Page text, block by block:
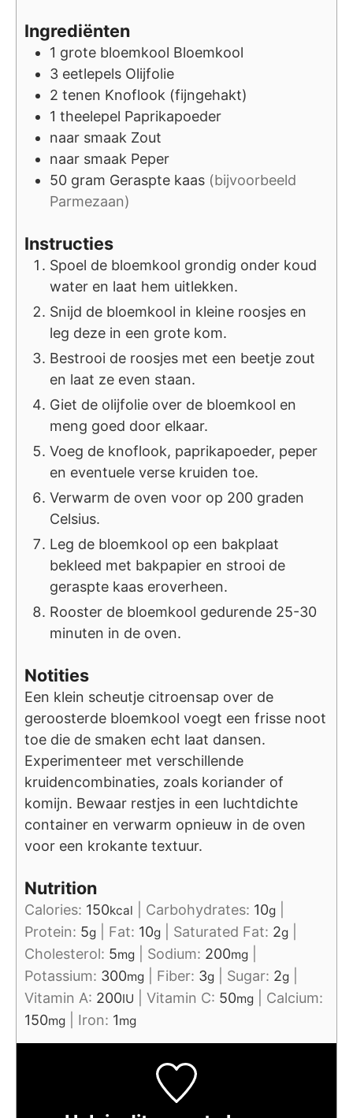
Ingrediënten
1 grote bloemkool Bloemkool
3 eetlepels Olijfolie
2 tenen Knoflook (fijngehakt)
1 theelepel Paprikapoeder
naar smaak Zout
naar smaak Peper
50 gram Geraspte kaas (bijvoorbeeld
Parmezaan)
Instructies
Spoel de bloemkool grondig onder koud
water en laat hem uitlekken.
Snijd de bloemkool in kleine roosjes en
leg deze in een grote kom.
Bestrooi de roosjes met een beetje zout
en laat ze even staan.
Giet de olijfolie over de bloemkool en
meng goed door elkaar.
Voeg de knoflook, paprikapoeder, peper
en eventuele verse kruiden toe.
Verwarm de oven voor op 200 graden
Celsius.
Leg de bloemkool op een bakplaat
bekleed met bakpapier en strooi de
geraspte kaas eroverheen.
Rooster de bloemkool gedurende 25-30
minuten in de oven.
Notities
Een klein scheutje citroensap over de
geroosterde bloemkool voegt een frisse noot
toe die de smaken echt laat dansen.
Experimenteer met verschillende
kruidencombinaties, zoals koriander of
komijn. Bewaar restjes in een luchtdichte
container en verwarm opnieuw in de oven
voor een krokante textuur.
Nutrition
Calories: 150kcal Carbohydrates: 10g
Protein: 5g Fat: 10g Saturated Fat: 2g
Cholesterol: 5mg Sodium: 200mg
Potassium: 300mg Fiber: 3g Sugar: 2g
Vitamin A: 200IU Vitamin C: 50mg
Calcium:
150mg Iron: 1mg